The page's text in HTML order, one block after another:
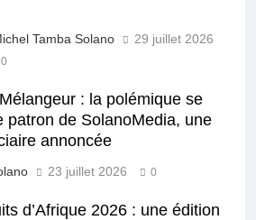
Tamba Solano 29 juillet 2026
0
: la polémique se
patron de SolanoMedia, une
annoncée
23 juillet 2026 0
d’Afrique 2026 : une édition